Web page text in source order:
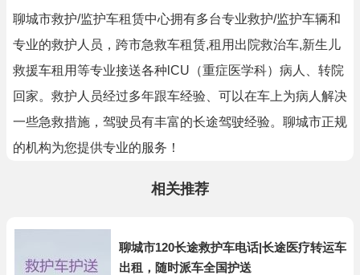
聊城市救护/监护车租赁中心拥有多台专业救护/监护车辆和
专业的救护人员，跨市急救车租赁,租用出院救治车,新生儿
救援车租用等专业接送各种lCU（重症医学科）病人、转院
回家。救护人员经过多年跟车经验、可以在车上为病人解决
一些急救措施，驾驶员有丰富的长途驾驶经验。聊城市正规
的机构为您提供专业的服务！
相关推荐
聊城市120长途救护车电话|长途医疗转运车
出租，随时派车全国护送